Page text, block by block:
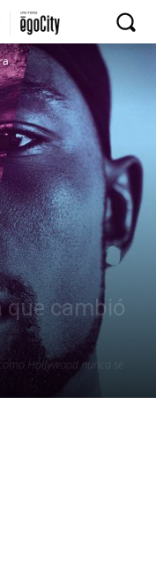
que cambió
Hollywood nunca se